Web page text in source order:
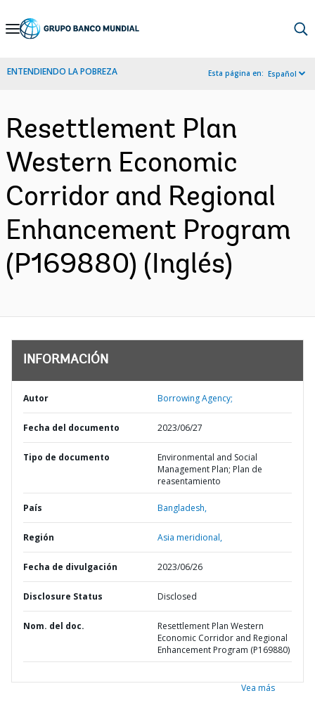
Skip
Navigation
ENTENDIENDO LA POBREZA Esta página en: Español
Resettlement Plan
Western Economic
Corridor and Regional
Enhancement Program
(P169880) (Inglés)
INFORMACIÓN
Autor Borrowing Agency;
Fecha del documento 2023/06/27
Tipo de documento
Environmental and Social
Management Plan; Plan de
reasentamiento
País Bangladesh,
Región Asia meridional,
Fecha de divulgación 2023/06/26
Disclosure Status Disclosed
Nom. del doc.
Resettlement Plan Western
Economic Corridor and Regional
Enhancement Program (P169880)
Vea más